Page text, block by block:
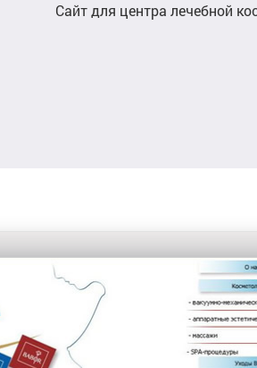
Сайт для центра лечебной